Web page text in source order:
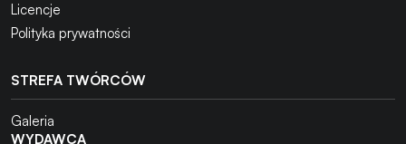
Licencje
Polityka prywatności
STREFA TWÓRCÓW
Galeria
WYDAWCA